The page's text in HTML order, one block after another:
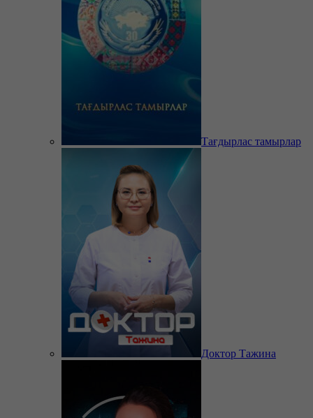
Тағдырлас тамырлар
Доктор Тажина